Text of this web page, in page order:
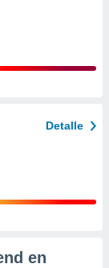
Detalle
en